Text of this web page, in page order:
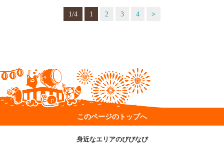
1/4 1 2 3 4 >
このページのトップへ
身近なエリアのびびなび